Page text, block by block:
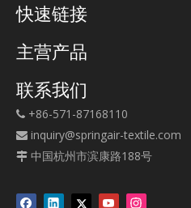
快速链接
主营产品
联系我们
 +86-571-87168110
 inquiry@springair-textile.com
 中国杭州市滨康路188号